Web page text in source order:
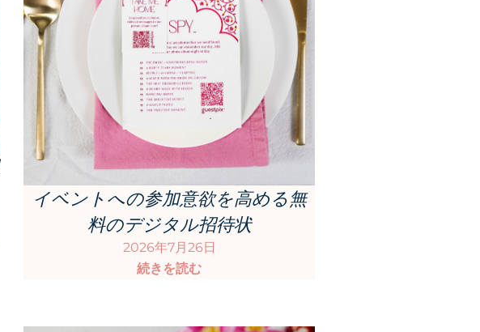
イベントへの参加意欲を高める無
料のデジタル招待状
2026年7月26日
続きを読む